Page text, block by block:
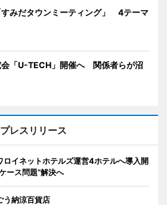
すみだタウンミーティング」 4テーマ
会「U-TECH」開催へ 関係者らが沼
プレスリリース
ロイネットホテルズ運営4ホテルへ導入開
ース問題”解決へ
う納涼百貨店